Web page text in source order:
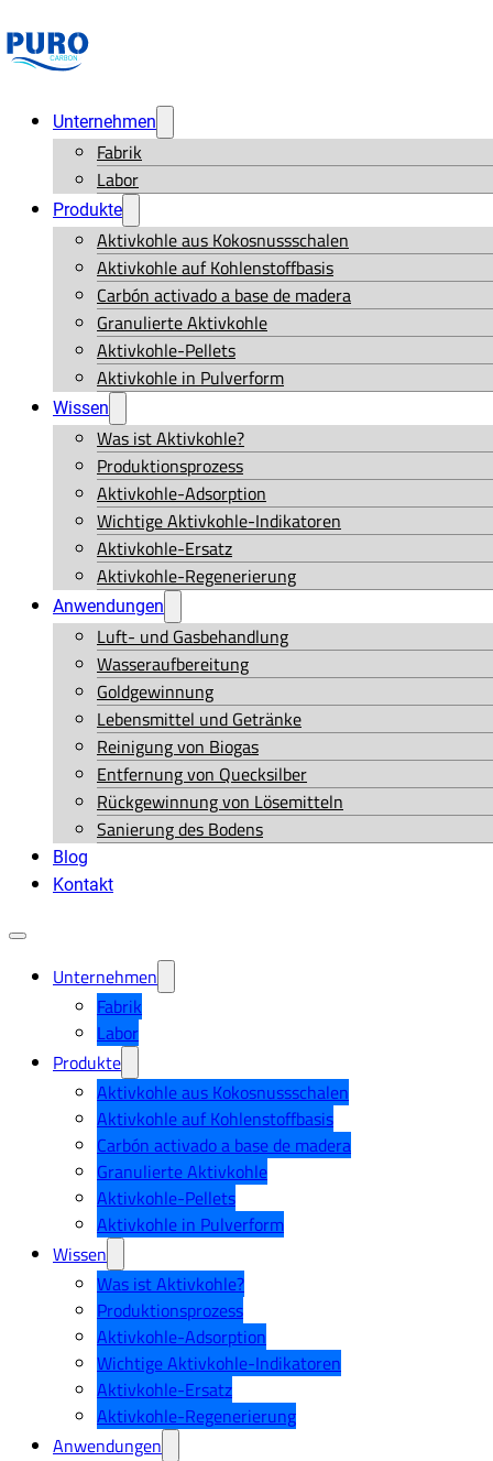
Unternehmen
Fabrik
Labor
Produkte
Aktivkohle aus Kokosnussschalen
Aktivkohle auf Kohlenstoffbasis
Carbón activado a base de madera
Granulierte Aktivkohle
Aktivkohle-Pellets
Aktivkohle in Pulverform
Wissen
Was ist Aktivkohle?
Produktionsprozess
Aktivkohle-Adsorption
Wichtige Aktivkohle-Indikatoren
Aktivkohle-Ersatz
Aktivkohle-Regenerierung
Anwendungen
Luft- und Gasbehandlung
Wasseraufbereitung
Goldgewinnung
Lebensmittel und Getränke
Reinigung von Biogas
Entfernung von Quecksilber
Rückgewinnung von Lösemitteln
Sanierung des Bodens
Blog
Kontakt
Unternehmen
Fabrik
Labor
Produkte
Aktivkohle aus Kokosnussschalen
Aktivkohle auf Kohlenstoffbasis
Carbón activado a base de madera
Granulierte Aktivkohle
Aktivkohle-Pellets
Aktivkohle in Pulverform
Wissen
Was ist Aktivkohle?
Produktionsprozess
Aktivkohle-Adsorption
Wichtige Aktivkohle-Indikatoren
Aktivkohle-Ersatz
Aktivkohle-Regenerierung
Anwendungen